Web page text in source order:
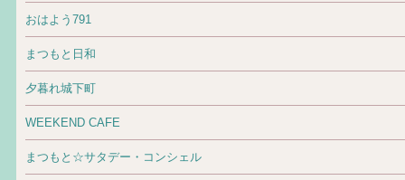
おはよう791
まつもと日和
夕暮れ城下町
WEEKEND CAFE
まつもと☆サタデー・コンシェル